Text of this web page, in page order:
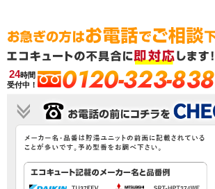
24時間
受付中！
0120-323-838